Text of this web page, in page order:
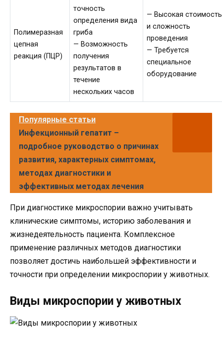
Полимеразная
цепная
реакция (ПЦР)
точность
определения вида
гриба
— Возможность
получения
результатов в
течение
нескольких часов
— Высокая стоимость
и сложность
проведения
— Требуется
специальное
оборудование
Популярные статьи
Инфекционный гепатит –
подробное руководство о причинах
развития, характерных симптомах,
методах диагностики и
эффективных методах лечения
При диагностике микроспории важно учитывать
клинические симптомы, историю заболевания и
жизнедеятельность пациента. Комплексное
применение различных методов диагностики
позволяет достичь наибольшей эффективности и
точности при определении микроспории у животных.
Виды микроспории у животных